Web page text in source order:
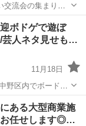
流会の集まりを
ボドゲで遊ぼ
芸人ネタ見せも…
11月18日
ム経験、初参加な
ある大型商業施
お任せします◎…